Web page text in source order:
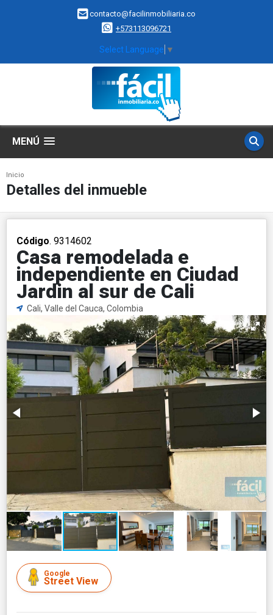
contacto@facilinmobiliaria.co
+573113096721
Select Language ▼
MENÚ
Inicio
Detalles del inmueble
Código. 9314602
Casa remodelada e
independiente en Ciudad
Jardin al sur de Cali
Cali, Valle del Cauca, Colombia
Google
Street View